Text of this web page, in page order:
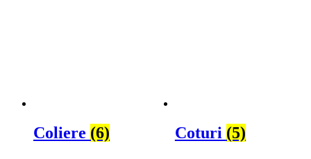
Coliere (6) Coturi (5)